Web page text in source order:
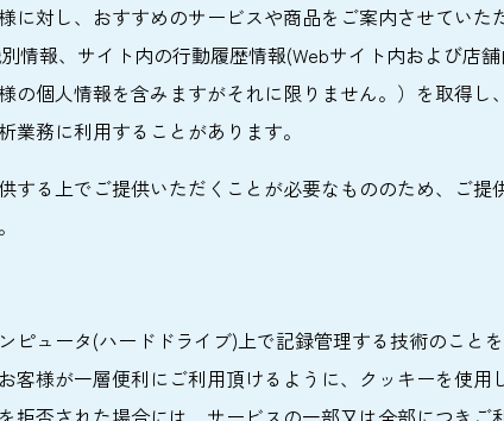
に対し、おすすめのサービスや商品をご案内させてい
情報、サイト内の行動履歴情報(Webサイト内および店
の個人情報を含みますがそれに限りません。）を取得
務に利用することがあります。
する上でご提供いただくことが必要なもののため、ご
ピュータ(ハードドライブ)上で記録管理する技術のこと
客様が一層便利にご利用頂けるように、クッキーを使